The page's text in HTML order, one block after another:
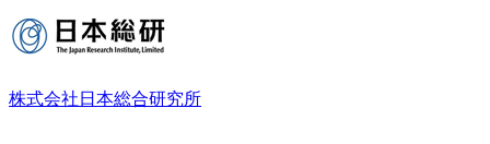
株式会社日本総合研究所